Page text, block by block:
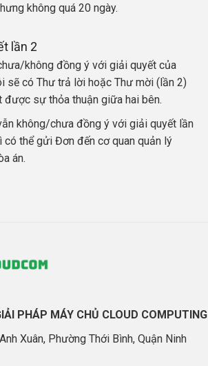
không quá 20 ngày.
lần 2
không đồng ý với giải quyết của
sẽ có Thư trả lời hoặc Thư mời (lần 2)
được sự thỏa thuận giữa hai bên.
không/chưa đồng ý với giải quyết lần
có thể gửi Đơn đến cơ quan quản lý
án.
PHÁP MÁY CHỦ CLOUD COMPUTING
Xuân, Phường Thới Bình, Quận Ninh